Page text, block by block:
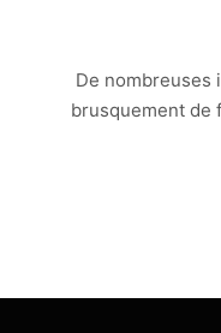
De nombreuses
brusquement